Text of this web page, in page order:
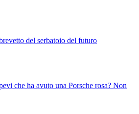
del serbatoio del futuro
che ha avuto una Porsche rosa? Non